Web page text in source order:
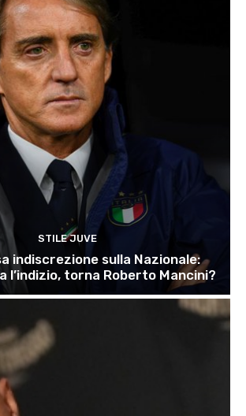
STILE JUVE
indiscrezione sulla Nazionale:
l’indizio, torna Roberto Mancini?